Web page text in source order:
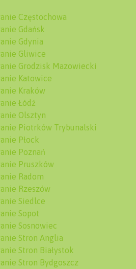
Częstochowa
Gdańsk
Gdynia
Gliwice
Grodzisk Mazowiecki
Katowice
Kraków
Łódź
Olsztyn
Piotrków Trybunalski
Płock
Poznań
Pruszków
Radom
Rzeszów
Siedlce
Sopot
Sosnowiec
Stron Anglia
Stron Białystok
Stron Bydgoszcz